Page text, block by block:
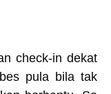
check-in dekat
pula bila tak